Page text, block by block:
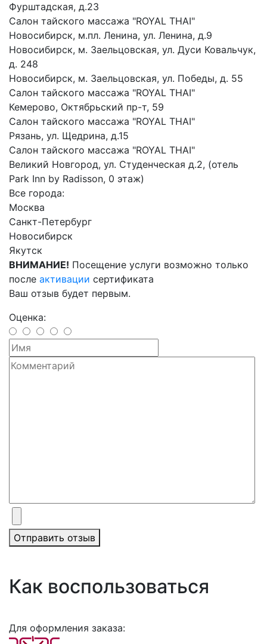
Фурштадская, д.23
Салон тайского массажа "ROYAL THAI"
Новосибирск, м.пл. Ленина, ул. Ленина, д.9
Новосибирск, м. Заельцовская, ул. Дуси Ковальчук,
д. 248
Новосибирск, м. Заельцовская, ул. Победы, д. 55
Салон тайского массажа "ROYAL THAI"
Кемерово, Октябрьский пр-т, 59
Салон тайского массажа "ROYAL THAI"
Рязань, ул. Щедрина, д.15
Салон тайского массажа "ROYAL THAI"
Великий Новгород, ул. Студенческая д.2, (отель
Park Inn by Radisson, 0 этаж)
Все города:
Москва
Санкт-Петербург
Новосибирск
Якутск
ВНИМАНИЕ! Посещение услуги возможно только
после активации сертификата
Ваш отзыв будет первым.
Оценка:
Отправить отзыв
Как воспользоваться
Для оформления заказа: